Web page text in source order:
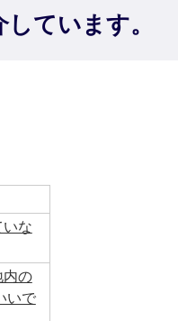
ています。
な
内の
いで